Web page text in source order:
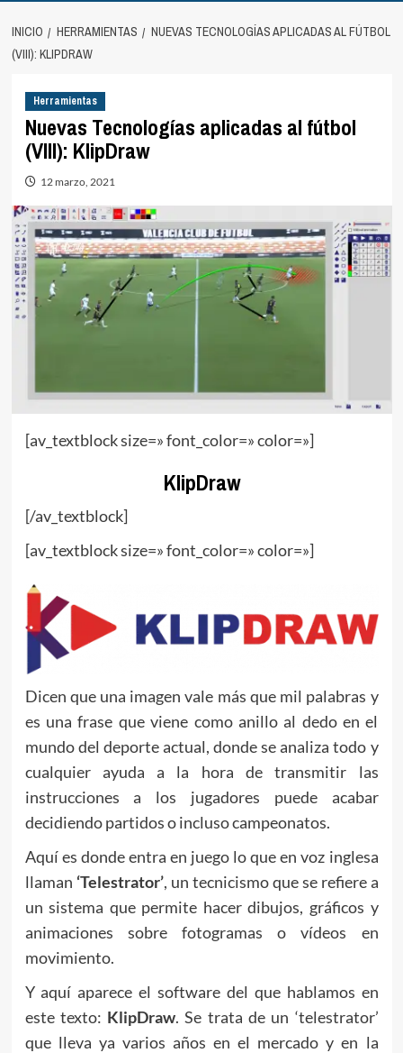
INICIO HERRAMIENTAS
NUEVAS TECNOLOGÍAS APLICADAS AL FÚTBOL
(VIII): KLIPDRAW
Herramientas
Nuevas Tecnologías aplicadas al fútbol
(VIII): KlipDraw
12 marzo, 2021
[av_textblock size=» font_color=» color=»]
KlipDraw
[/av_textblock]
[av_textblock size=» font_color=» color=»]
Dicen que una imagen vale más que mil palabras y
es una frase que viene como anillo al dedo en el
mundo del deporte actual, donde se analiza todo y
cualquier ayuda a la hora de transmitir las
instrucciones a los jugadores puede acabar
decidiendo partidos o incluso campeonatos.
Aquí es donde entra en juego lo que en voz inglesa
llaman ‘Telestrator’, un tecnicismo que se refiere a
un sistema que permite hacer dibujos, gráficos y
animaciones sobre fotogramas o vídeos en
movimiento.
Y aquí aparece el software del que hablamos en
este texto: KlipDraw. Se trata de un ‘telestrator’
que lleva ya varios años en el mercado y en la